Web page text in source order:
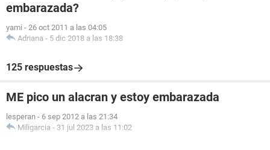
embarazada?
yami - 26 oct 2011 a las 04:05
Adriana - 5 dic 2018 a las 18:38
125 respuestas
ME pico un alacran y estoy embarazada
lesperan - 6 sep 2012 a las 21:34
Miligarcia - 31 jul 2023 a las 11:02